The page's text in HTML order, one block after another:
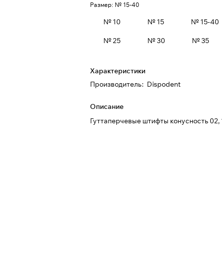
Размер: № 15-40
№ 10 № 15 № 15-40
№ 25 № 30 № 35
Характеристики
Производитель: Dispodent
Описание
Гуттаперчевые штифты конусность